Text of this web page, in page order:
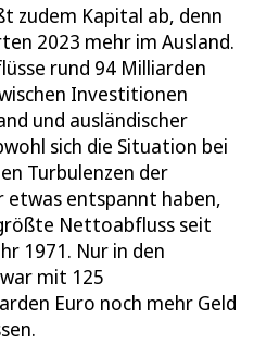
zudem Kapital ab, denn
2023 mehr im Ausland.
rund 94 Milliarden
Investitionen
und ausländischer
sich die Situation bei
Turbulenzen der
etwas entspannt haben,
Nettoabfluss seit
1971. Nur in den
mit 125
Euro noch mehr Geld